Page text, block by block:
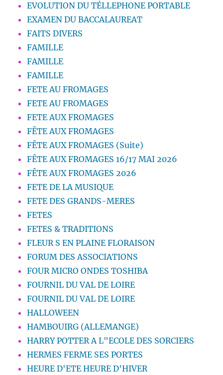
EVOLUTION DU TÉLLEPHONE PORTABLE
EXAMEN DU BACCALAUREAT
FAITS DIVERS
FAMILLE
FAMILLE
FAMILLE
FETE AU FROMAGES
FETE AU FROMAGES
FETE AUX FROMAGES
FÊTE AUX FROMAGES
FÊTE AUX FROMAGES (Suite)
FÊTE AUX FROMAGES 16/17 MAI 2026
FÊTE AUX FROMAGES 2026
FETE DE LA MUSIQUE
FETE DES GRANDS-MERES
FETES
FETES & TRADITIONS
FLEUR S EN PLAINE FLORAISON
FORUM DES ASSOCIATIONS
FOUR MICRO ONDES TOSHIBA
FOURNIL DU VAL DE LOIRE
FOURNIL DU VAL DE LOIRE
HALLOWEEN
HAMBOUIRG (ALLEMANGE)
HARRY POTTER A L"ECOLE DES SORCIERS
HERMES FERME SES PORTES
HEURE D'ETE HEURE D'HIVER